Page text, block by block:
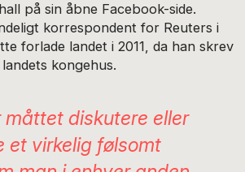
på sin åbne Facebook-side.
korrespondent for Reuters i
forlade landet i 2011, da han skrev
kongehus.
måttet diskutere eller
et virkelig følsomt